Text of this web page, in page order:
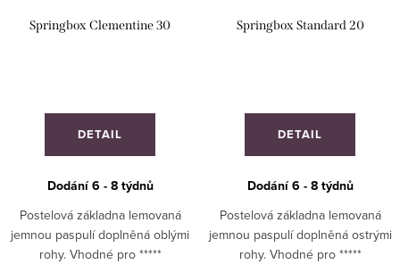
Springbox Clementine 30
DETAIL
Dodání 6 - 8 týdnů
Postelová základna lemovaná
jemnou paspulí doplněná oblými
rohy. Vhodné pro *****
Springbox Standard 20
DETAIL
Dodání 6 - 8 týdnů
Postelová základna lemovaná
jemnou paspulí doplněná ostrými
rohy. Vhodné pro *****